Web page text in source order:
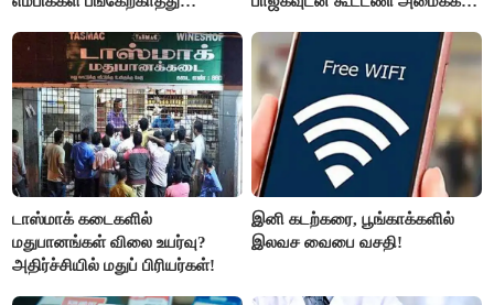
டாஸ்மாக் கடைகளில்
மதுபானங்கள் விலை உயர்வு?
அதிர்ச்சியில் மதுப் பிரியர்கள்!
இனி கடற்கரை, பூங்காக்களில்
இலவச வைபை வசதி!